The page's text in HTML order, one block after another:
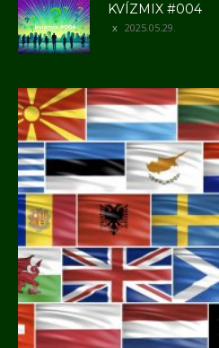
KVÍZMIX #004
2025.05.29.